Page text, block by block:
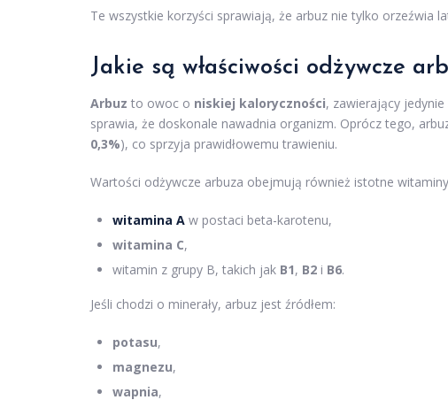
Te wszystkie korzyści sprawiają, że arbuz nie tylko
Jakie są właściwości odżywcze
Arbuz to owoc o niskiej kaloryczności, zawierający jedynie
sprawia, że doskonale nawadnia organizm. Oprócz tego,
0,3%), co sprzyja prawidłowemu trawieniu.
Wartości odżywcze arbuza obejmują również istotne
witamina A w postaci beta-karotenu,
witamina C,
witamin z grupy B, takich jak B1, B2 i B6.
Jeśli chodzi o minerały, arbuz jest źródłem:
potasu,
magnezu,
wapnia,